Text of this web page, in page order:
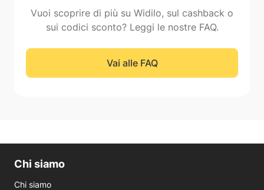
Vuoi scoprire di più su Widilo, sul cashback o
sui codici sconto? Leggi le nostre FAQ.
Vai alle FAQ
Chi siamo
Chi siamo